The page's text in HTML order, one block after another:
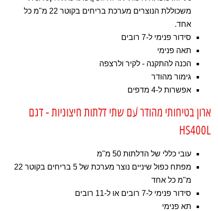
משכוללת הנוצרים מערכת בריחים בקוטר 22 מ"מ כל
אחד.
סידור פנימי ל-7 רובים
תאה פנימי
הכנה להתקנה - לקיר ולרצפה
גימור מהודר
אפשרות ל-4 מדפים
ארון בטיחותי מהודר עם שתי דלתות חיצוניות - דגם
HS400L
עובי כללי של הדלתות 50 מ"מ
מפתח כפול שיניים נוצר מערכת של 5 בריחים בקוטר 22
מ"מ כל אחד
סידור פנימי ל-7 רובים או ל-11 רובים
תא פנימי